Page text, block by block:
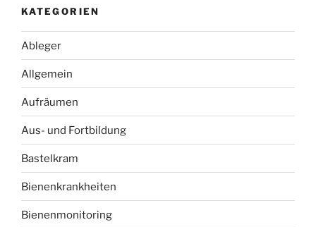
KATEGORIEN
Ableger
Allgemein
Aufräumen
Aus- und Fortbildung
Bastelkram
Bienenkrankheiten
Bienenmonitoring